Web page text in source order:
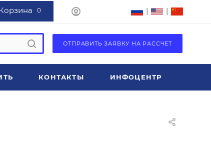
0 | |
ОТПРАВИТЬ ЗАЯВКУ НА РАССЧЕТ
КОНТАКТЫ ИНФОЦЕНТР